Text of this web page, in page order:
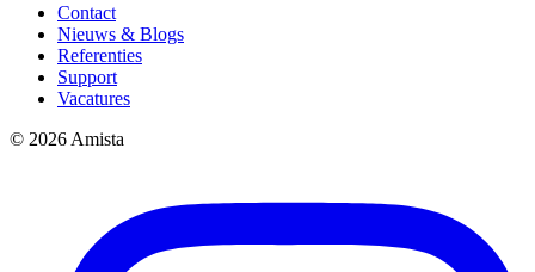
Contact
Nieuws & Blogs
Referenties
Support
Vacatures
© 2026 Amista